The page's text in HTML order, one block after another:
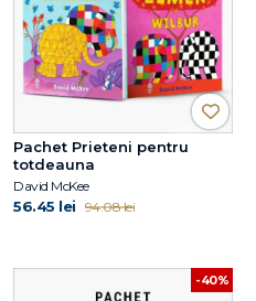
Pachet Prieteni pentru
totdeauna
David McKee
56.45 lei 94.08 lei
-40%